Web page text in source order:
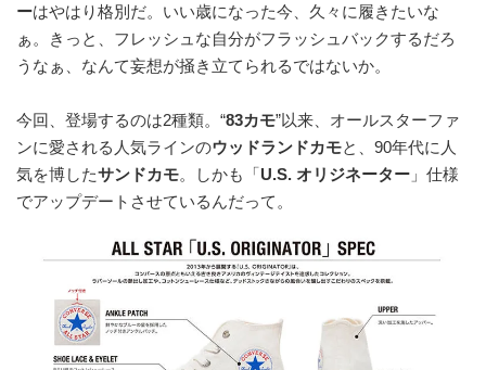
ーはやはり格別だ。いい歳になった今、久々に履きたいな
ぁ。きっと、フレッシュな自分がフラッシュバックするだろ
うなぁ、なんて妄想が掻き立てられるではないか。
今回、登場するのは2種類。“83カモ”以来、オールスターファ
ンに愛される人気ラインのウッドランドカモと、90年代に人
気を博したサンドカモ。しかも「U.S. オリジネーター 」仕様
でアップデートさせているんだって。